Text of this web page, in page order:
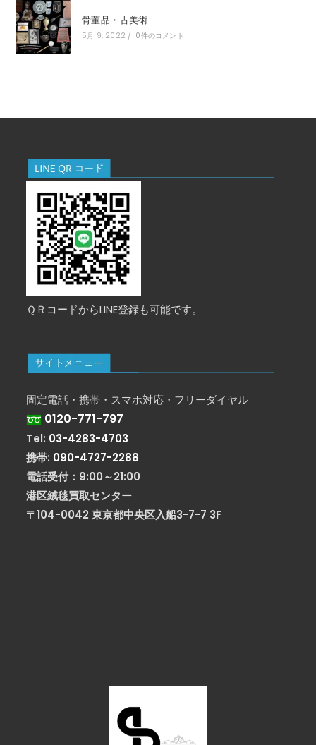
骨董品・古美術
5月 9, 2022 / 0件のコメント
ＱＲコードからLINE登録も可能です。
固定電話・携帯・スマホ対応・フリーダイヤル
0120-771-797
Tel: 03-4283-4703
携帯: 090-4727-2288
電話受付：9:00～21:00
港区絨毯買取センター
〒104-0042 東京都中央区入船3-7-7 3F